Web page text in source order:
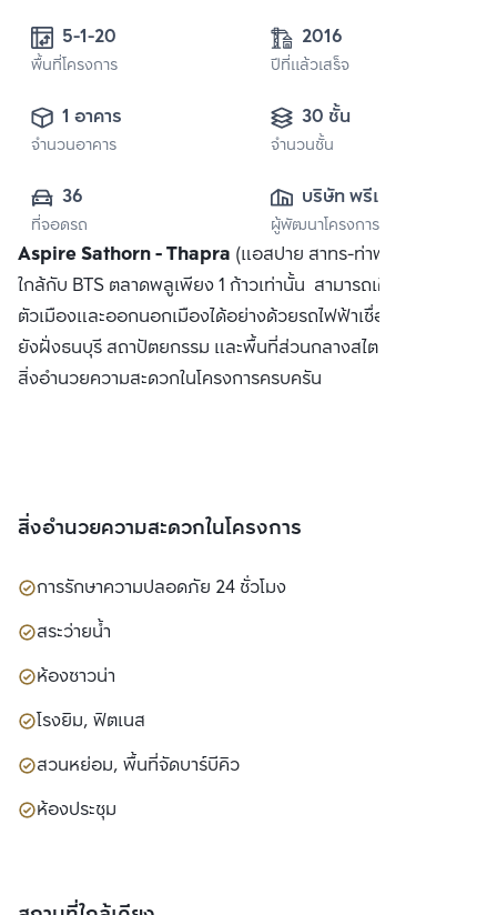
5-1-20
พื้นที่โครงการ
2016
ปีที่แล้วเสร็จ
1 อาคาร
จำนวนอาคาร
30 ชั้น
จำนวนชั้น
36
ที่จอดรถ
บริษัท พรีเมี่ยม เรส
ซิเดนซ์ จำกัด
ผู้พัฒนาโครงการ
Aspire Sathorn - Thapra (แอสปาย สาทร-ท่าพระ) คอนโดที่
ใกล้กับ BTS ตลาดพลูเพียง 1 ก้าวเท่านั้น สามารถเดินทางเข้าสู่
ตัวเมืองและออกนอกเมืองได้อย่างด้วยรถไฟฟ้าเชื่อมต่อสาทรไป
ยังฝั่งธนบุรี สถาปัตยกรรม และพื้นที่ส่วนกลางสไตล์ญี่ปุ่น พร้อม
สิ่งอำนวยความสะดวกในโครงการครบครัน
สิ่งอำนวยความสะดวกในโครงการ
การรักษาความปลอดภัย 24 ชั่วโมง
สระว่ายน้ำ
ห้องซาวน่า
โรงยิม, ฟิตเนส
สวนหย่อม, พื้นที่จัดบาร์บีคิว
ห้องประชุม